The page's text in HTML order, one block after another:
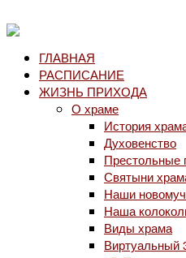
ГЛАВНАЯ
РАСПИСАНИЕ
ЖИЗНЬ ПРИХОДА
О храме
История
Духовенство
Престольные
Святыни
Наши
Наша
Виды храма
Виртуальный